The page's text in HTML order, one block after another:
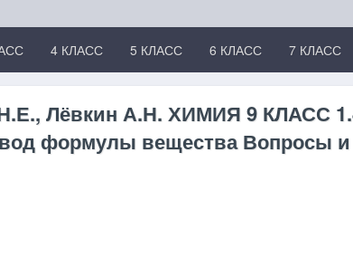
4 КЛАСС 5 КЛАСС 6 КЛАСС 7 КЛАСС
Лёвкин А.Н. ХИМИЯ 9 КЛАСС
формулы вещества Вопросы и